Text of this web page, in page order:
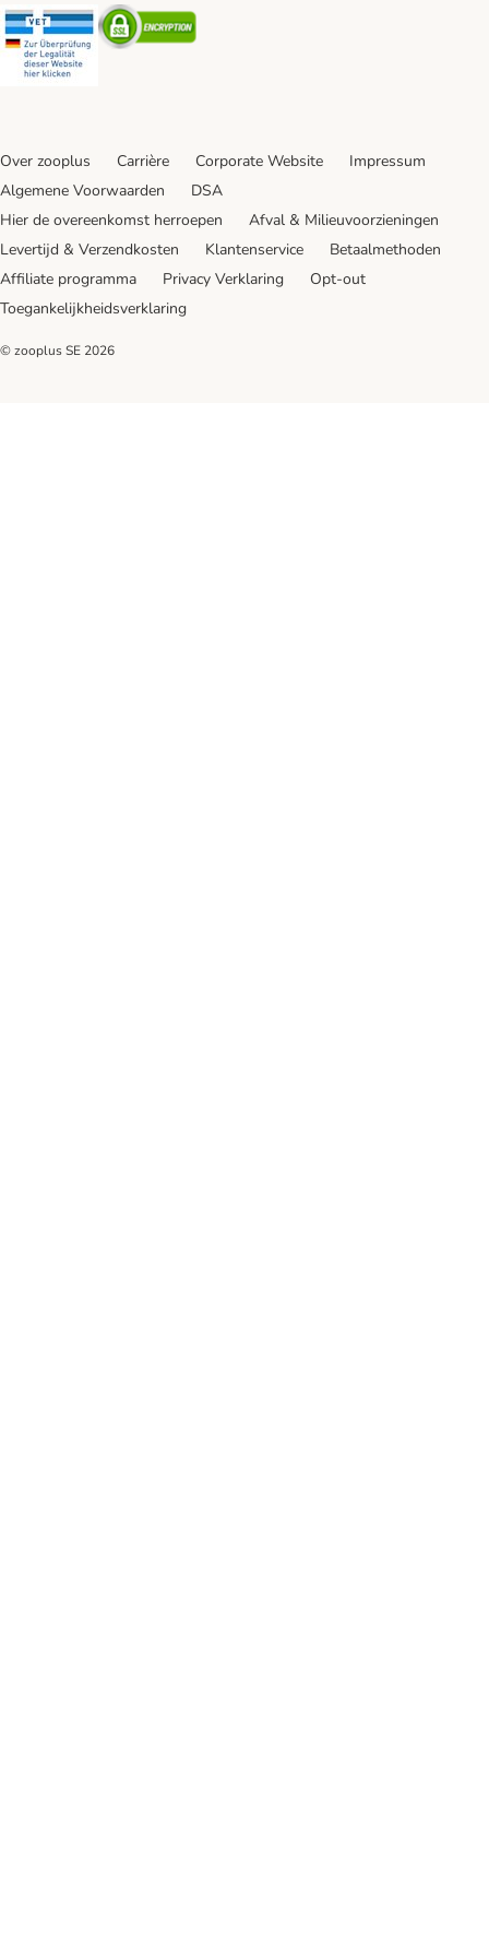
Security Security
Over zooplus Carrière Corporate Website
Impressum
Algemene Voorwaarden
DSA
Hier de overeenkomst herroepen
Afval & Milieuvoorzieningen
Levertijd & Verzendkosten
Klantenservice
Betaalmethoden
Affiliate programma
Privacy Verklaring
Opt-out
Toegankelijkheidsverklaring
© zooplus SE 2026